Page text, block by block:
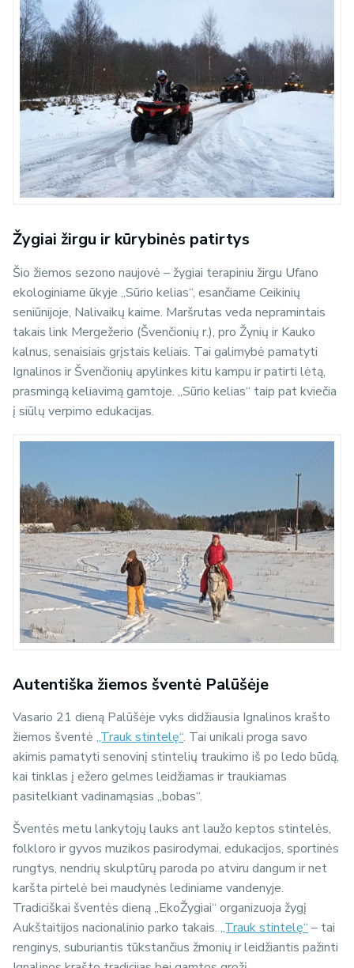
Žygiai žirgu ir kūrybinės patirtys
Šio žiemos sezono naujovė – žygiai terapiniu žirgu Ufano
ekologiniame ūkyje „Sūrio kelias“, esančiame Ceikinių
seniūnijoje, Nalivaikų kaime. Maršrutas veda nepramintais
takais link Mergežerio (Švenčionių r.), pro Žynių ir Kauko
kalnus, senaisiais grįstais keliais. Tai galimybė pamatyti
Ignalinos ir Švenčionių apylinkes kitu kampu ir patirti lėtą,
prasmingą keliavimą gamtoje. „Sūrio kelias“ taip pat kviečia
į siūlų verpimo edukacijas.
Autentiška žiemos šventė Palūšėje
Vasario 21 dieną Palūšėje vyks didžiausia Ignalinos krašto
žiemos šventė „Trauk stintelę“. Tai unikali proga savo
akimis pamatyti senovinį stintelių traukimo iš po ledo būdą,
kai tinklas į ežero gelmes leidžiamas ir traukiamas
pasitelkiant vadinamąsias „bobas“.
Šventės metu lankytojų lauks ant laužo keptos stintelės,
folkloro ir gyvos muzikos pasirodymai, edukacijos, sportinės
rungtys, nendrių skulptūrų paroda po atviru dangum ir net
karšta pirtelė bei maudynės lediniame vandenyje.
Tradiciškai šventės dieną „EkoŽygiai“ organizuoja žygį
Aukštaitijos nacionalinio parko takais. „Trauk stintelę“ – tai
renginys, suburiantis tūkstančius žmonių ir leidžiantis pažinti